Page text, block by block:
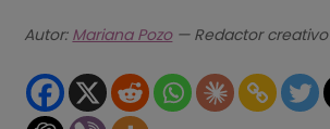
Autor: Mariana Pozo— Redactor creativo